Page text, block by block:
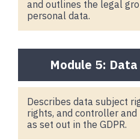
and outlines the legal
personal data.
Module 5:
Describes data subject
rights, and controller
as set out in the GDPR.